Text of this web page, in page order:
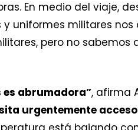
En medio del viaje,
uniformes militares nos
pero no sabemos
es abrumadora”, afirma
urgentemente